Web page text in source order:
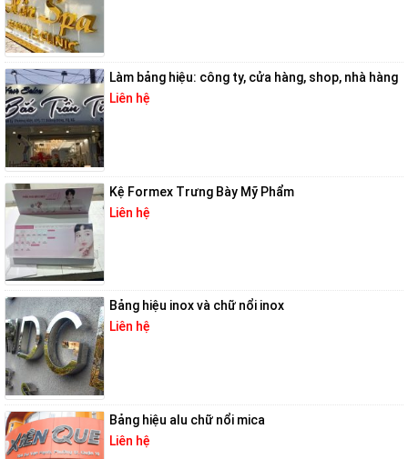
Làm bảng hiệu: công ty, cửa hàng, shop, nhà hàng
Liên hệ
Kệ Formex Trưng Bày Mỹ Phẩm
Liên hệ
Bảng hiệu inox và chữ nổi inox
Liên hệ
Bảng hiệu alu chữ nổi mica
Liên hệ